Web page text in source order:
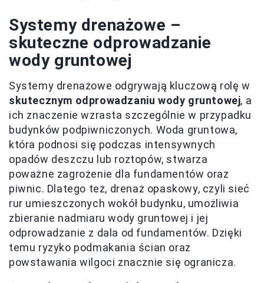
Systemy drenażowe –
skuteczne odprowadzanie
wody gruntowej
Systemy drenażowe odgrywają kluczową rolę w
skutecznym odprowadzaniu wody gruntowej, a
ich znaczenie wzrasta szczególnie w przypadku
budynków podpiwniczonych. Woda gruntowa,
która podnosi się podczas intensywnych
opadów deszczu lub roztopów, stwarza
poważne zagrożenie dla fundamentów oraz
piwnic. Dlatego też, drenaż opaskowy, czyli sieć
rur umieszczonych wokół budynku, umożliwia
zbieranie nadmiaru wody gruntowej i jej
odprowadzanie z dala od fundamentów. Dzięki
temu ryzyko podmakania ścian oraz
powstawania wilgoci znacznie się ogranicza.